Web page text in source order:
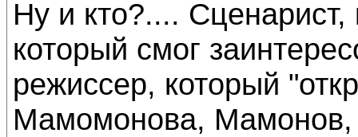
Ну и кто?....
который смог
режиссер, который
Мамомонова, Мамонов,